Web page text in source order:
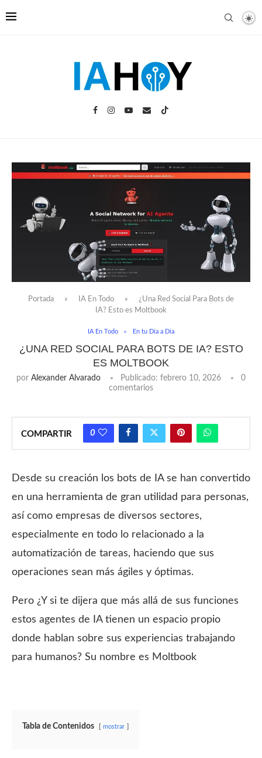
Portada » IA En Todo »
¿Una Red Social Para Bots de
IA? Esto es Moltbook
IA En Todo En tu Día a Día
¿UNA RED SOCIAL PARA BOTS DE IA? ESTO
ES MOLTBOOK
por Alexander Alvarado Publicado: febrero 10, 2026
0
comentarios
COMPARTIR 0
Desde su creación los bots de IA se han convertido
en una herramienta de gran utilidad para personas,
así como empresas de diversos sectores,
especialmente en todo lo relacionado a la
automatización de tareas, haciendo que sus
operaciones sean más ágiles y óptimas.
Pero ¿Y si te dijera que más allá de sus funciones
estos agentes de IA tienen un espacio propio
donde hablan sobre sus experiencias trabajando
para humanos? Su nombre es Moltbook
Tabla de Contenidos mostrar